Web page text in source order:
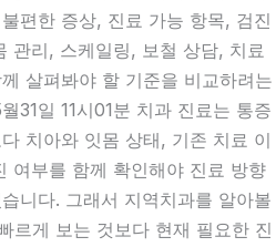
편한 증상, 진료 가능 항목, 검진
관리, 스케일링, 보철 상담, 치료
살펴봐야 할 기준을 비교하려는
31일 11시01분 치과 진료는 통증
치아와 잇몸 상태, 기존 치료 이
여부를 함께 확인해야 진료 방향
니다. 그래서 지역치과를 알아볼
르게 보는 것보다 현재 필요한 진